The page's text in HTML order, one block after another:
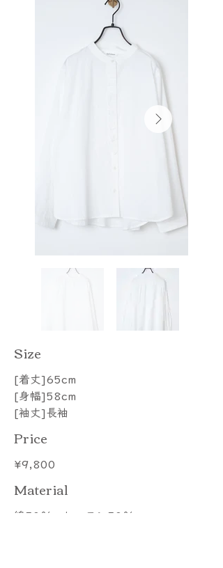
​Size
[着丈]65cm
[身幅]58cm
[袖丈]長袖
Price
¥9,800
​Material
綿50％ レーヨン50％